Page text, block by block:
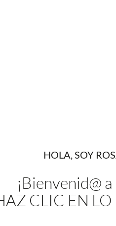
HOLA, SOY
¡Bienvenid@
CLIC EN